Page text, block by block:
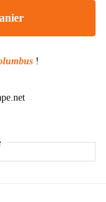
!